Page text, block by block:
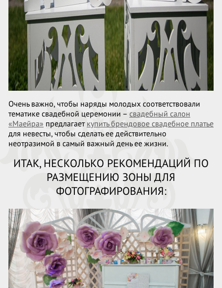
Очень важно, чтобы наряды молодых соответствовали
тематике свадебной церемонии – свадебный салон
«Маейра» предлагает купить брендовое свадебное платье
для невесты, чтобы сделать ее действительно
неотразимой в самый важный день ее жизни.
ИТАК, НЕСКОЛЬКО РЕКОМЕНДАЦИЙ ПО
РАЗМЕЩЕНИЮ ЗОНЫ ДЛЯ
ФОТОГРАФИРОВАНИЯ: